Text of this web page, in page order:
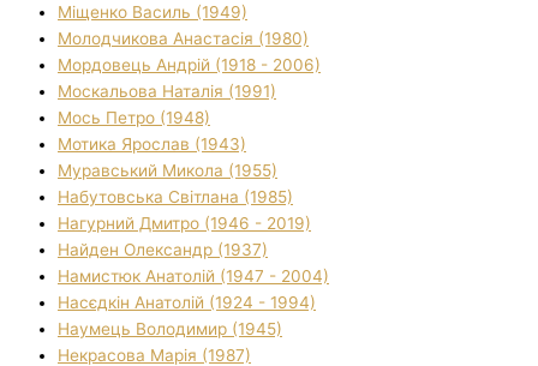
Міщенко Василь (1949)
Молодчикова Анастасія (1980)
Мордовець Андрій (1918 - 2006)
Москальова Наталія (1991)
Мось Петро (1948)
Мотика Ярослав (1943)
Муравський Микола (1955)
Набутовська Світлана (1985)
Нагурний Дмитро (1946 - 2019)
Найден Олександр (1937)
Намистюк Анатолій (1947 - 2004)
Насєдкін Анатолій (1924 - 1994)
Наумець Володимир (1945)
Некрасова Марія (1987)